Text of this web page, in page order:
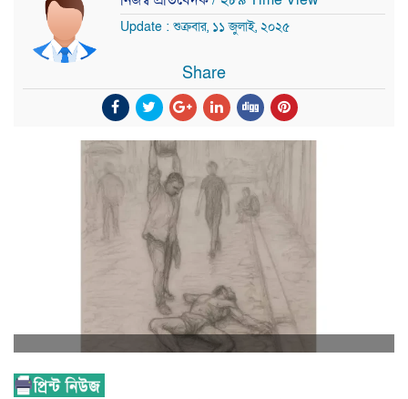
Update : শুক্রবার, ১১ জুলাই, ২০২৫
Share